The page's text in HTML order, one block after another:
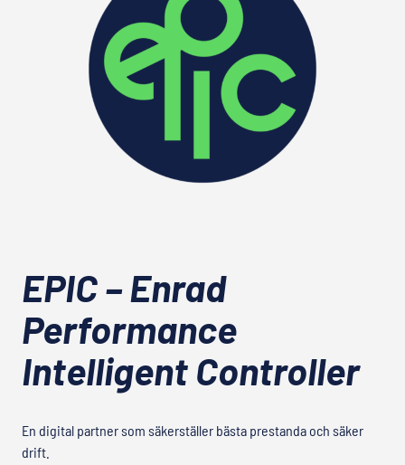
EPIC – Enrad
Performance
Intelligent Controller
En digital partner som säkerställer bästa prestanda och säker
drift.